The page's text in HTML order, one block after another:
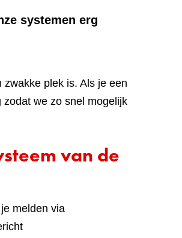
systemen erg
plek is. Als je een
we zo snel mogelijk
van de
melden via